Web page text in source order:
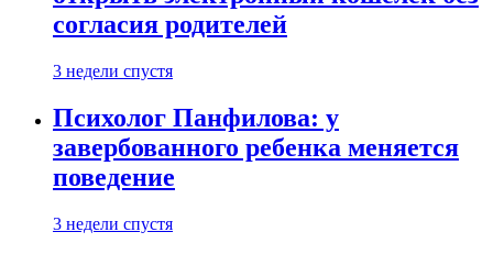
согласия родителей
3 недели спустя
Психолог Панфилова: у
завербованного ребенка меняется
поведение
3 недели спустя